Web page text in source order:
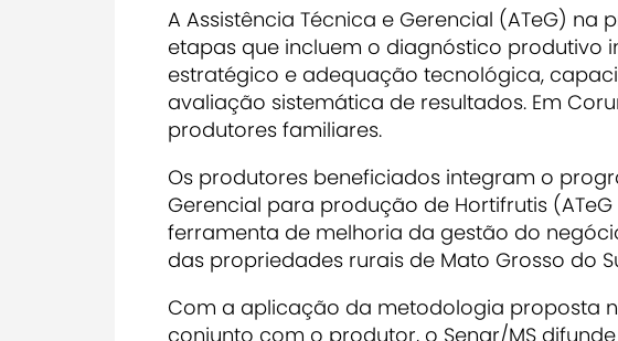
A Assistência Técnica e Gerencial (ATeG)
etapas que incluem o diagnóstico produtivo
estratégico e adequação tecnológica,
avaliação sistemática de resultados. Em
produtores familiares.
Os produtores beneficiados integram o
Gerencial para produção de Hortifrutis
ferramenta de melhoria da gestão do
das propriedades rurais de Mato Grosso do
Com a aplicação da metodologia proposta
conjunto com o produtor, o Senar/MS